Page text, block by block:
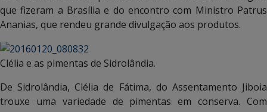
que fizeram a Brasília e do encontro com Ministro Patrus
Ananias, que rendeu grande divulgação aos produtos.
Clélia e as pimentas de Sidrolândia.
De Sidrolândia, Clélia de Fátima, do Assentamento Jiboia
trouxe uma variedade de pimentas em conserva. Com